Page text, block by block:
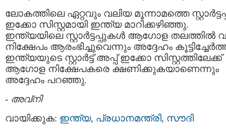
ലോകത്തിലെ ഏറ്റവും വലിയ മൂന്നാമത്തെ
ഇക്കോ സിസ്റ്റമായി ഇന്ത്യ മാറിക്കഴിഞ്ഞു.
ഇന്ത്യയിലെ സ്റ്റാര്‍ട്ടപ്പുകള്‍ ആഗോള തലത്തില്‍
നിക്ഷേപം ആരംഭിച്ചുവെന്നും അദ്ദേഹം
ഇന്ത്യയുടെ സ്റ്റാര്‍ട്ട് അപ്പ് ഇക്കോ സിസ്റ്റത്തിലേക്ക്
ആഗോള നിക്ഷേപകരെ ക്ഷണിക്കുകയാണെന്നും
അദ്ദേഹം പറഞ്ഞു.
- അവ്നി
വായിക്കുക: ഇന്ത്യ, പ്രധാനമന്ത്രി, സൗദി